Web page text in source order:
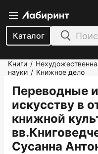
Каталог
Книги /
науки / Книжное дело
Переводные
искусству в
книжной
Сусанна